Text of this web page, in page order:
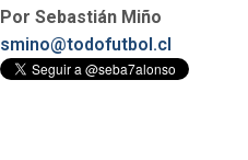
Por Sebastián Miño
smino@todofutbol.cl